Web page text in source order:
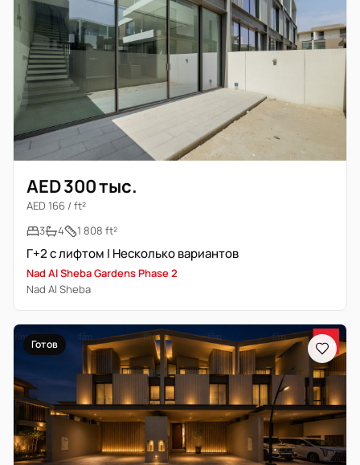
AED 300 тыс.
AED 166 / ft²
3
4 1 808 ft²
Г+2 с лифтом | Несколько вариантов
Nad Al Sheba Gardens Phase 2
Nad Al Sheba
Готов